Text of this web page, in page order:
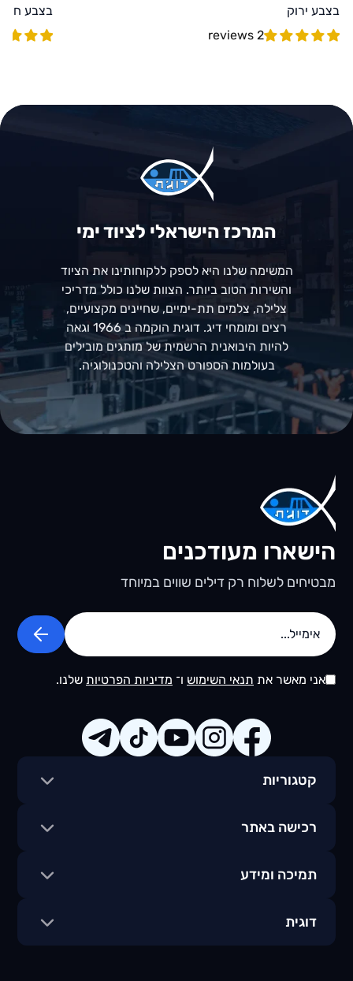
בצבע ירוק
2 reviews
בצבע חום
המרכז הישראלי לציוד ימי
המשימה שלנו היא לספק ללקוחותינו את הציוד
והשירות הטוב ביותר. הצוות שלנו כולל מדריכי
צלילה, צלמים תת-ימיים, שחיינים מקצועיים,
רצים ומומחי דיג. דוגית הוקמה ב 1966 וגאה
להיות היבואנית הרשמית של מותגים מובילים
בעולמות הספורט הצלילה והטכנולוגיה.
קטגוריות
רכישה באתר
תמיכה ומידע
דוגית
הישארו מעודכנים
מבטיחים לשלוח רק דילים שווים במיוחד
אני מאשר את תנאי השימוש ו־ מדיניות הפרטיות שלנו.